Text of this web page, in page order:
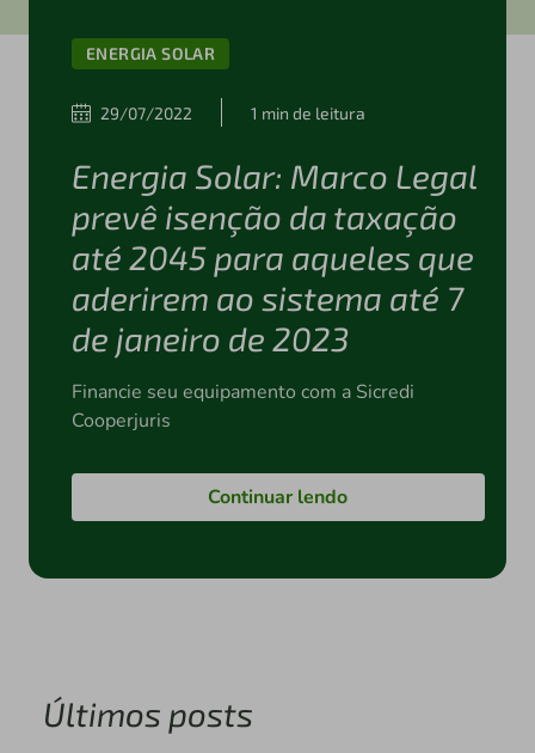
ENERGIA SOLAR
29/07/2022 1 min de leitura
Energia Solar: Marco Legal
prevê isenção da taxação
até 2045 para aqueles que
aderirem ao sistema até 7
de janeiro de 2023
Financie seu equipamento com a Sicredi
Cooperjuris
Continuar lendo
Últimos posts